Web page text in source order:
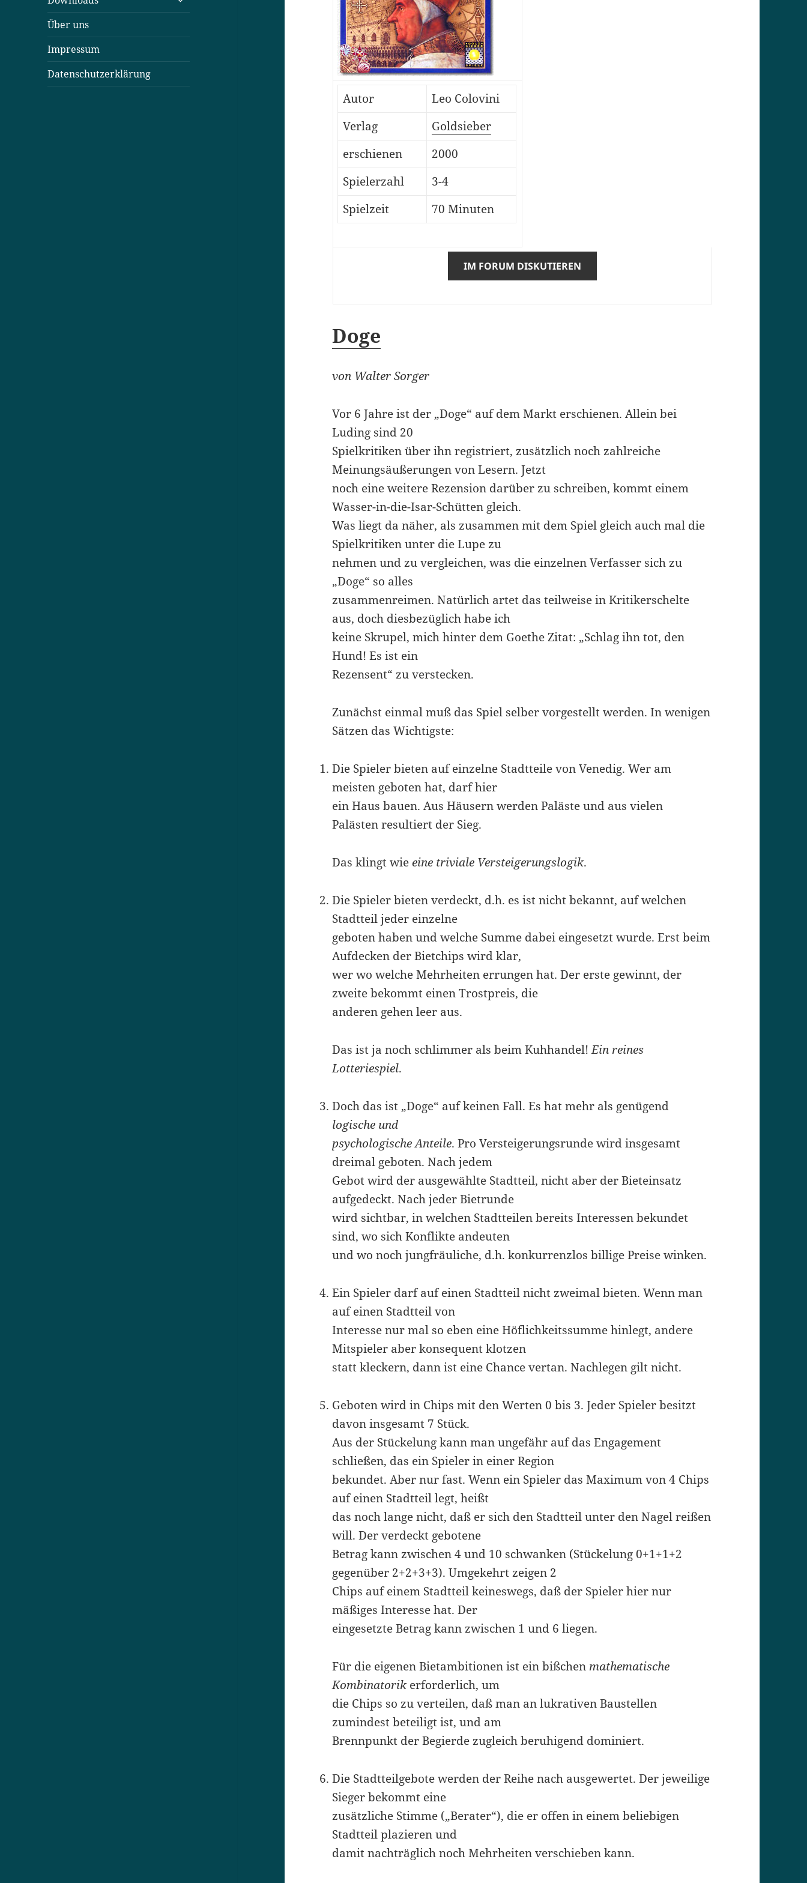
öffnen
Über uns
Impressum
Datenschutzerklärung
Autor
Leo Colovini
Verlag
Goldsieber
erschienen
2000
Spielerzahl
3-4
Spielzeit
70 Minuten
Doge
von Walter Sorger
Vor 6 Jahre ist der „Doge“ auf dem Markt erschienen. Allein bei
Luding sind 20
Spielkritiken über ihn registriert, zusätzlich noch zahlreiche
Meinungsäußerungen von Lesern. Jetzt
noch eine weitere Rezension darüber zu schreiben, kommt einem
Wasser-in-die-Isar-Schütten gleich.
Was liegt da näher, als zusammen mit dem Spiel gleich auch mal die
Spielkritiken unter die Lupe zu
nehmen und zu vergleichen, was die einzelnen Verfasser sich zu
„Doge“ so alles
zusammenreimen. Natürlich artet das teilweise in Kritikerschelte
aus, doch diesbezüglich habe ich
keine Skrupel, mich hinter dem Goethe Zitat: „Schlag ihn tot, den
Hund! Es ist ein
Rezensent“ zu verstecken.
Zunächst einmal muß das Spiel selber vorgestellt werden. In wenigen
Sätzen das Wichtigste:
Die Spieler bieten auf einzelne Stadtteile von Venedig. Wer am
meisten geboten hat, darf hier
ein Haus bauen. Aus Häusern werden Paläste und aus vielen
Palästen resultiert der Sieg.
Das klingt wieeine triviale Versteigerungslogik.
Die Spieler bieten verdeckt, d.h. es ist nicht bekannt, auf welchen
Stadtteil jeder einzelne
geboten haben und welche Summe dabei eingesetzt wurde. Erst beim
Aufdecken der Bietchips wird klar,
wer wo welche Mehrheiten errungen hat. Der erste gewinnt, der
zweite bekommt einen Trostpreis, die
anderen gehen leer aus.
Das ist ja noch schlimmer als beim Kuhhandel!Ein reines
Lotteriespiel.
Doch das ist „Doge“ auf keinen Fall. Es hat mehr als genügend
logische und
psychologische Anteile. Pro Versteigerungsrunde wird insgesamt
dreimal geboten. Nach jedem
Gebot wird der ausgewählte Stadtteil, nicht aber der Bieteinsatz
aufgedeckt. Nach jeder Bietrunde
wird sichtbar, in welchen Stadtteilen bereits Interessen bekundet
sind, wo sich Konflikte andeuten
und wo noch jungfräuliche, d.h. konkurrenzlos billige Preise winken.
Ein Spieler darf auf einen Stadtteil nicht zweimal bieten. Wenn man
auf einen Stadtteil von
Interesse nur mal so eben eine Höflichkeitssumme hinlegt, andere
Mitspieler aber konsequent klotzen
statt kleckern, dann ist eine Chance vertan. Nachlegen gilt nicht.
Geboten wird in Chips mit den Werten 0 bis 3. Jeder Spieler besitzt
davon insgesamt 7 Stück.
Aus der Stückelung kann man ungefähr auf das Engagement
schließen, das ein Spieler in einer Region
bekundet. Aber nur fast. Wenn ein Spieler das Maximum von 4 Chips
auf einen Stadtteil legt, heißt
das noch lange nicht, daß er sich den Stadtteil unter den Nagel reißen
will. Der verdeckt gebotene
Betrag kann zwischen 4 und 10 schwanken (Stückelung 0+1+1+2
gegenüber 2+2+3+3). Umgekehrt zeigen 2
Chips auf einem Stadtteil keineswegs, daß der Spieler hier nur
mäßiges Interesse hat. Der
eingesetzte Betrag kann zwischen 1 und 6 liegen.
Für die eigenen Bietambitionen ist ein bißchen mathematische
Kombinatorikerforderlich, um
die Chips so zu verteilen, daß man an lukrativen Baustellen
zumindest beteiligt ist, und am
Brennpunkt der Begierde zugleich beruhigend dominiert.
Die Stadtteilgebote werden der Reihe nach ausgewertet. Der jeweilige
Sieger bekommt eine
zusätzliche Stimme („Berater“), die er offen in einem beliebigen
Stadtteil plazieren und
damit nachträglich noch Mehrheiten verschieben kann.